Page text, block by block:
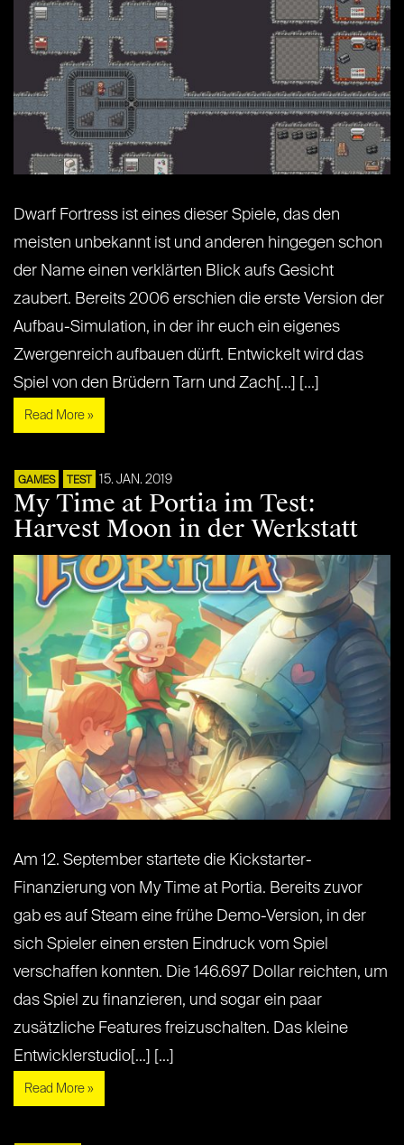
Dwarf Fortress ist eines dieser Spiele, das den
meisten unbekannt ist und anderen hingegen schon
der Name einen verklärten Blick aufs Gesicht
zaubert. Bereits 2006 erschien die erste Version der
Aufbau-Simulation, in der ihr euch ein eigenes
Zwergenreich aufbauen dürft. Entwickelt wird das
Spiel von den Brüdern Tarn und Zach[...] [...]
Read More »
GAMES TEST 15. JAN. 2019
My Time at Portia im Test:
Harvest Moon in der Werkstatt
Am 12. September startete die Kickstarter-
Finanzierung von My Time at Portia. Bereits zuvor
gab es auf Steam eine frühe Demo-Version, in der
sich Spieler einen ersten Eindruck vom Spiel
verschaffen konnten. Die 146.697 Dollar reichten, um
das Spiel zu finanzieren, und sogar ein paar
zusätzliche Features freizuschalten. Das kleine
Entwicklerstudio[...] [...]
Read More »